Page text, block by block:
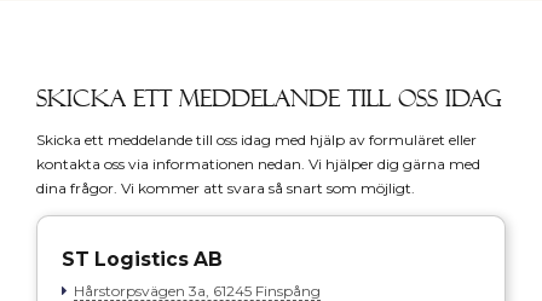
Skicka ett meddelande till oss idag
Skicka ett meddelande till oss idag med hjälp av formuläret eller
kontakta oss via informationen nedan. Vi hjälper dig gärna med
dina frågor. Vi kommer att svara så snart som möjligt.
ST Logistics AB
Hårstorpsvägen 3a, 61245 Finspång